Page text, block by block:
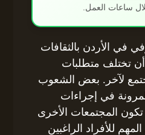
ساعات العمل.
في الأردن بالثقافات
تختلف متطلبات
لآخر. بعض الشعوب
في إجراءات
تكون المجتمعات الأخرى
للأفراد الراغبين